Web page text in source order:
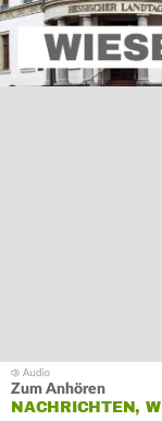
Zum Anhören
NACHRICHTEN,